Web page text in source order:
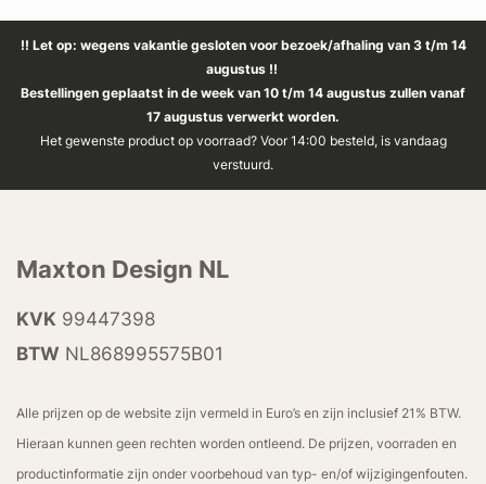
!! Let op: wegens vakantie gesloten voor bezoek/afhaling van 3 t/m 14
augustus !!
Bestellingen geplaatst in de week van 10 t/m 14 augustus zullen vanaf
17 augustus verwerkt worden.
Het gewenste product op voorraad? Voor 14:00 besteld, is vandaag
verstuurd.
Maxton Design NL
KVK 99447398
BTW NL868995575B01
Alle prijzen op de website zijn vermeld in Euro’s en zijn inclusief 21% BTW.
Hieraan kunnen geen rechten worden ontleend. De prijzen, voorraden en
productinformatie zijn onder voorbehoud van typ- en/of wijzigingenfouten.